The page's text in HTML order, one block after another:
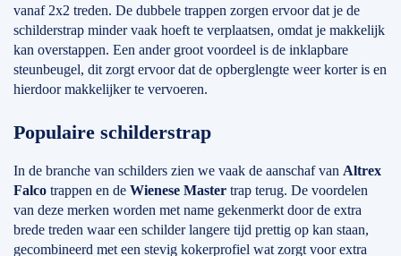
vanaf 2x2 treden. De dubbele trappen zorgen ervoor dat je de
schilderstrap minder vaak hoeft te verplaatsen, omdat je makkelijk
kan overstappen. Een ander groot voordeel is de inklapbare
steunbeugel, dit zorgt ervoor dat de opberglengte weer korter is en
hierdoor makkelijker te vervoeren.
Populaire schilderstrap
In de branche van schilders zien we vaak de aanschaf van Altrex
Falco trappen en de Wienese Master trap terug. De voordelen
van deze merken worden met name gekenmerkt door de extra
brede treden waar een schilder langere tijd prettig op kan staan,
gecombineerd met een stevig kokerprofiel wat zorgt voor extra